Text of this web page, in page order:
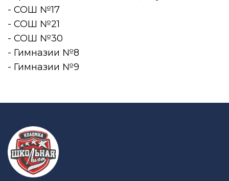
- СОШ №17
- СОШ №21
- СОШ №30
- Гимназии №8
- Гимназии №9